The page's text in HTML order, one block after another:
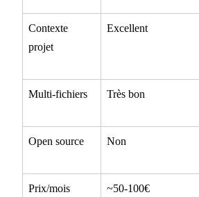
Contexte
projet
Excellent
Multi-fichiers Très bon
Open source Non
Prix/mois ~50-100€